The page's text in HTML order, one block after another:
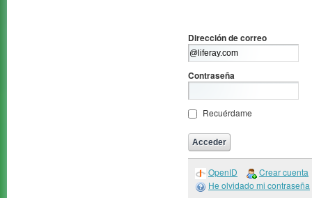
Dirección de correo
Contraseña
Recuérdame
OpenID
Crear cuenta
He olvidado mi contraseña